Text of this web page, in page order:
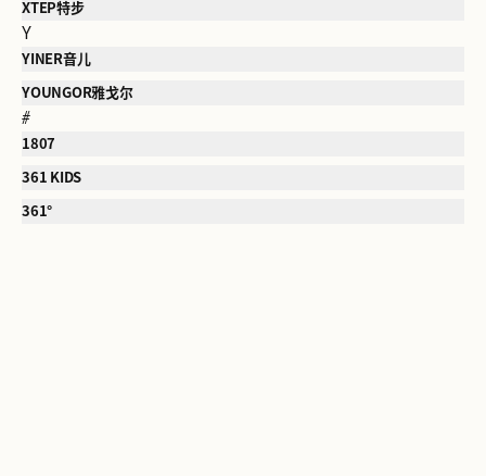
XTEP特步
Y
YINER音儿
YOUNGOR雅戈尔
#
1807
361 KIDS
361°